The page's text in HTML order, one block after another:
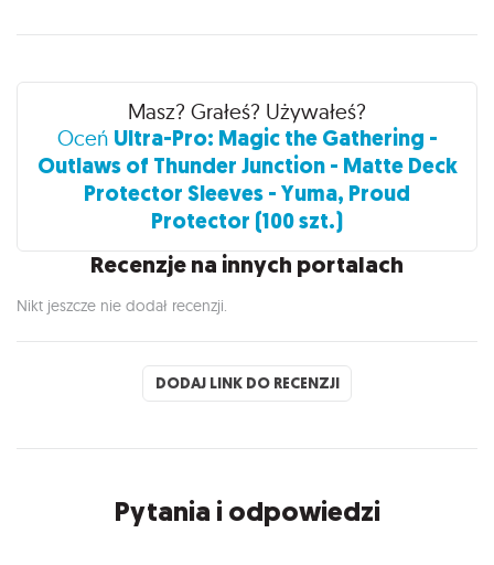
Recenzje
Masz? Grałeś? Używałeś?
Oceń Ultra-Pro: Magic the Gathering -
Outlaws of Thunder Junction - Matte Deck
Protector Sleeves - Yuma, Proud
Protector (100 szt.)
Recenzje na innych portalach
Nikt jeszcze nie dodał recenzji.
DODAJ LINK DO RECENZJI
Pytania i odpowiedzi